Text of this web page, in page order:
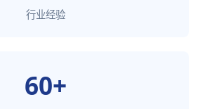
行业经验
60+